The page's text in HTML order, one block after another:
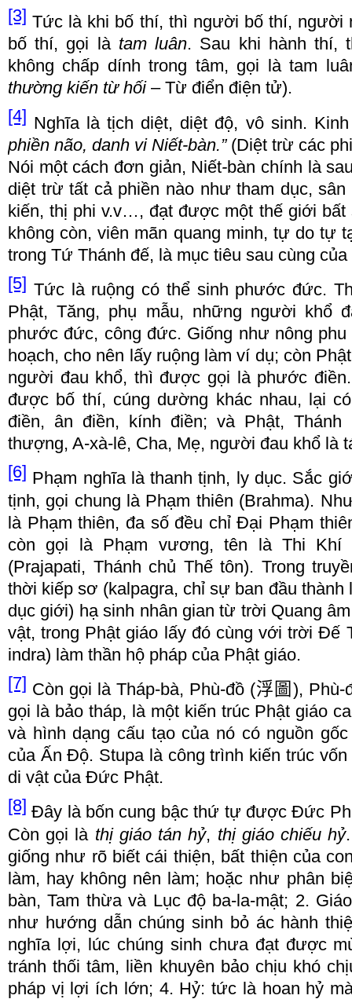
[3] Tức l àkhi bố thí, thì người bố thí, người
bố thí, gọi l à tam luân. Sau khi hành thí,
không chấp dính trong tâm, gọi l àtam
thường kiến từhối –Từ điển điện tử).
[4] Nghĩa là tịch diệt, diệt độ, vô sinh.
phiền não, danh vi Niết-bàn.”(Diệt trừ các phi
Nói một cách đơn giản, Niết-bàn chính là
diệt trừ tất cảphiền nào như tham dục, sân
kiến, thị phi v.v… , đạt được một thếgiới bất
không còn, viên mãn quang minh, tự do tự t
trong Tứ Thánh đế, là mục tiêu sau cùng của
[5] Tức l àruộng có thểsinh phước đức.
Phật, Tăng, phụ mẫu, những người khổ đ
phước đức, công đức. Giống như nông phu
hoạch, cho nên l ấy ruộng l àm ví dụ; còn Phậ
người đau khổ, thì được gọi l àphước điề
được bố thí, cúng dường khác nhau, l ại có
điền, ân điền, kính điền; và Phật, Thánh
thượng, A-xà- ê, Cha, Mẹ, người đau khổ à t
[6] Phạm nghĩa l àthanh tịnh, ly dục. Sắc giớ
tịnh, gọi chung là Phạm thiên (Brahma). Nh
là Phạm thiên, đa số đều chỉ Đại Phạm thiê
còn gọi làPhạm vương, tên làThi Khí
(Prajapati, Thánh chủ Thếtôn). Trong truyề
thời kiếp sơ (kalpagra, chỉsự ban đầu thành l
dục giới) hạsinh nhân gian từ trời Quang
vật, trong Phật giáo lấy đócùng với trờiĐế
indra) làm thần hộ pháp của Phật giáo.
[7] Còn gọi làTháp-bà, Phù-đồ (浮 圖 ), Phù-
gọi làbảo tháp, làmột kiến trúc Phật giáo
vàhình dạng cấu tạo của nó cónguồn gố
của ẤnĐộ. Stupa làcông trình kiến trúc vốn
di vật của Đức Phật.
[8] Đây l àbốn cung bậc thứ tự đượcĐức Ph
Còn gọi là thịgiáo tán hỷ, thịgiáo chiếu hỷ
giống như rõ biết cái thiện, bất thiện của
làm, hay không nên làm; hoặc như phân bi
bàn, Tam thừa và Lục độba-la-mật; 2. Giá
như hướng dẫn chúng sinh bỏ ác hành thi
nghĩa lợi, lúc chúng sinh chưa đạt được m
tránh thối tâm, liền khuyên bảo chịu khó chị
pháp vị lợi ích lớn; 4. Hỷ: tức là hoan hỷ m